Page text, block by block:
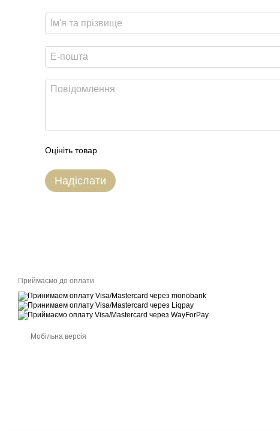
Оцініть товар
Надіслати
Приймаємо до оплати
Мобільна версія